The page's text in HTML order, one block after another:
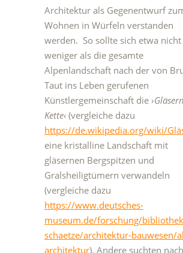
Architektur als Gegenentwurf
Wohnen in Würfeln verstanden
werden. So sollte sich etwa nicht
weniger als die gesamte
Alpenlandschaft nach der von
Taut ins Leben gerufenen
Künstlergemeinschaft die ›
Kette‹ (vergleiche dazu
https://de.wikipedia.org/wiki/
eine kristalline Landschaft mit
gläsernen Bergspitzen und
Gralsheiligtümern verwandeln
(vergleiche dazu
https://www.deutsches-
museum.de/forschung/
schaetze/architektur-bauwesen/
architektur). Andere suchten